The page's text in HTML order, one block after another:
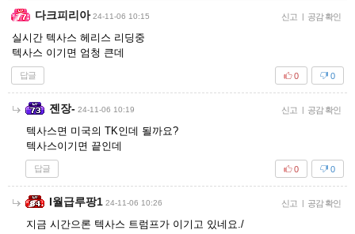
다크피리아 24-11-06 10:15 신고 공감 확인
실시간 텍사스 헤리스 리딩중
텍사스 이기면 엄청 큰데
답글 0
0
젠장- 24-11-06 10:19 신고 공감 확인
텍사스면 미국의 TK인데 될까요?
텍사스이기면 끝인데
답글 0
0
I월급루팡1 24-11-06 10:26 신고 공감 확인
지금 시간으론 텍사스 트럼프가 이기고 있네요./